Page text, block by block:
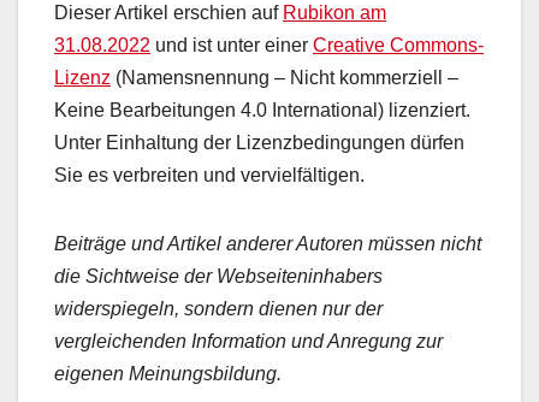
Dieser Artikel erschien auf Rubikon am
31.08.2022 und ist unter einer Creative Commons-
Lizenz (Namensnennung – Nicht kommerziell –
Keine Bearbeitungen 4.0 International) lizenziert.
Unter Einhaltung der Lizenzbedingungen dürfen
Sie es verbreiten und vervielfältigen.
Beiträge und Artikel anderer Autoren müssen nicht
die Sichtweise der Webseiteninhabers
widerspiegeln, sondern dienen nur der
vergleichenden Information und Anregung zur
eigenen Meinungsbildung.